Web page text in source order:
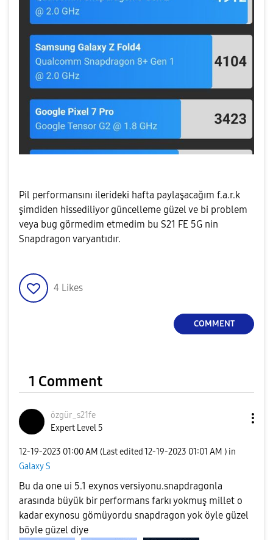
Pil performansını ilerideki hafta paylaşacağım f.a.r.k
şimdiden hissediliyor güncelleme güzel ve bi problem
veya bug görmedim etmedim bu S21 FE 5G nin
Snapdragon varyantıdır.
4 Likes
COMMENT
1 Comment
özgür_s21fe
Expert Level 5
‎12-19-2023 01:00 AM (Last edited ‎12-19-2023 01:01 AM ) in
Galaxy S
Bu da one ui 5.1 exynos versiyonu.snapdragonla
arasında büyük bir performans farkı yokmuş millet o
kadar exynosu gömüyordu snapdragon yok öyle güzel
böyle güzel diye